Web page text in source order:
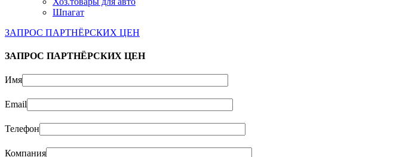
Шпагат
ЗАПРОС ПАРТНЁРСКИХ ЦЕН
ЗАПРОС ПАРТНЁРСКИХ ЦЕН
Имя
Email
Телефон
Компания